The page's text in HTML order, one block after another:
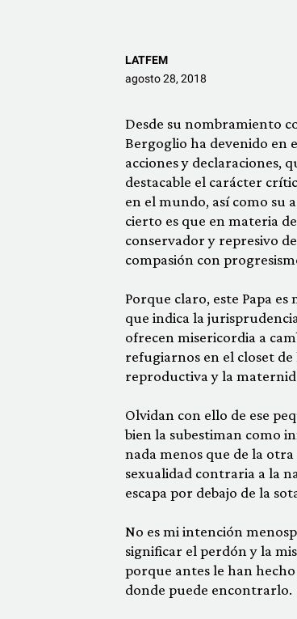
LATFEM
agosto 28, 2018
Desde su nombramiento
Bergoglio ha devenido en
acciones y declaraciones,
destacable el carácter
en el mundo, así como su
cierto es que en materia
conservador y represivo
compasión con
Porque claro, este Papa
que indica la
ofrecen misericordia a
refugiarnos en el closet
reproductiva y la
Olvidan con ello de ese
bien la subestiman como
nada menos que de la
sexualidad contraria a la
escapa por debajo de la
No es mi intención
significar el perdón y la
porque antes le han
donde puede encontrarlo.